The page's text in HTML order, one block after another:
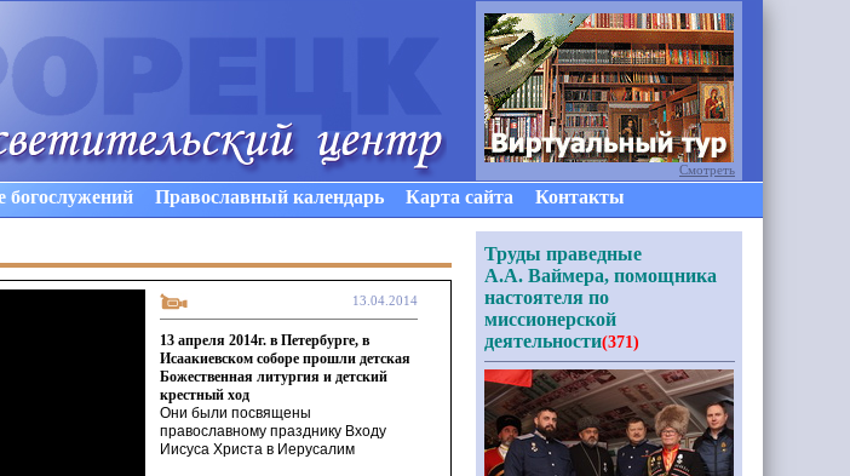
богослужений Православный календарь Карта сайта Контакты
13.04.2014
13 апреля 2014г. в Петербурге, в
Исаакиевском соборе прошли детская
Божественная литургия и детский
крестный ход
Они были посвящены
православному празднику Входу
Иисуса Христа в Иерусалим
Смотреть
Труды праведные
А.А. Ваймера, помощника
настоятеля по
миссионерской
деятельности(371)